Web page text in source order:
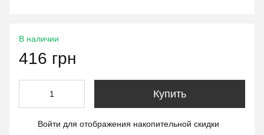
В наличии
416 грн
Купить
Войти для отображения накопительной скидки